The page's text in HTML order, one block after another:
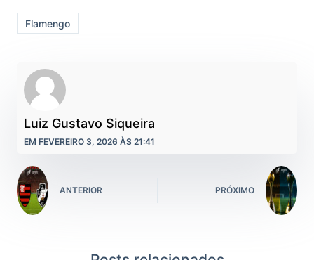
Flamengo
Luiz Gustavo Siqueira
EM FEVEREIRO 3, 2026 ÀS 21:41
ANTERIOR PRÓXIMO